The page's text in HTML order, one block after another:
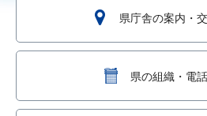
県庁舎の案内・
県の組織・電